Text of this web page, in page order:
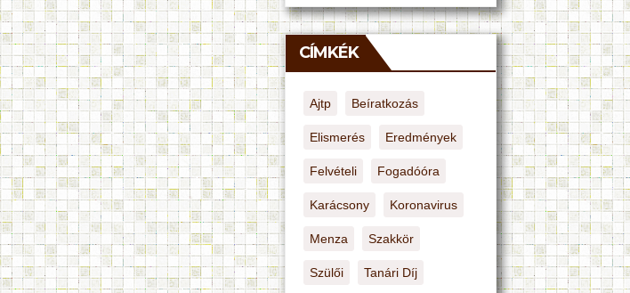
CÍMKÉK
Ajtp Beíratkozás
Elismerés Eredmények
Felvételi Fogadóóra
Karácsony Koronavirus
Menza Szakkör
Szülői Tanári Díj